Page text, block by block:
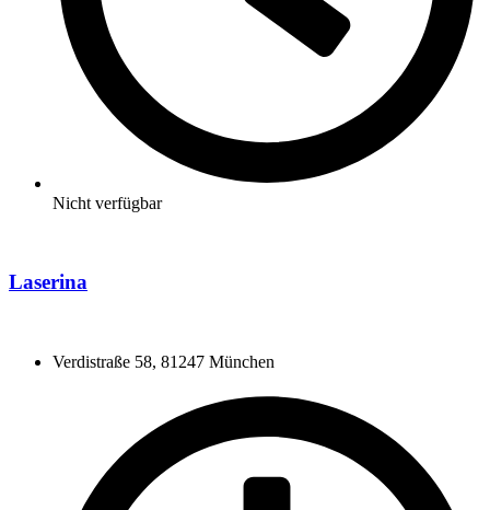
Nicht verfügbar
Laserina
Verdistraße 58, 81247 München